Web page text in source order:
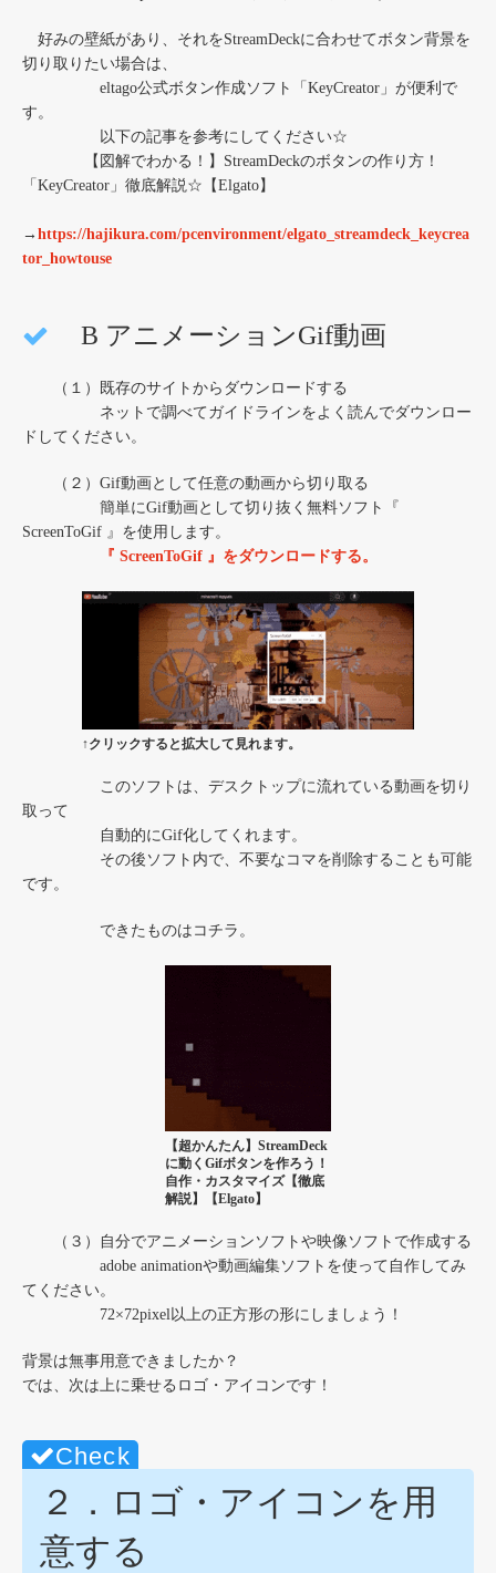
好みの壁紙があり、それをStreamDeckに合わせてボタン背景を
切り取りたい場合は、
eltago公式ボタン作成ソフト「KeyCreator」が便利で
す。
以下の記事を参考にしてください☆
【図解でわかる！】StreamDeckのボタンの作り方！
「KeyCreator」徹底解説☆【Elgato】
→ https://hajikura.com/pcenvironment/elgato_streamdeck_keycrea
tor_howtouse
B アニメーションGif動画
（１）既存のサイトからダウンロードする
ネットで調べてガイドラインをよく読んでダウンロー
ドしてください。
（２）Gif動画として任意の動画から切り取る
簡単にGif動画として切り抜く無料ソフト『
ScreenToGif 』を使用します。
『 ScreenToGif 』をダウンロードする。
↑クリックすると拡大して見れます。
このソフトは、デスクトップに流れている動画を切り
取って
自動的にGif化してくれます。
その後ソフト内で、不要なコマを削除することも可能
です。
できたものはコチラ。
【超かんたん】StreamDeck
に動くGifボタンを作ろう！
自作・カスタマイズ【徹底
解説】【Elgato】
（３）自分でアニメーションソフトや映像ソフトで作成する
adobe animationや動画編集ソフトを使って自作してみ
てください。
72×72pixel以上の正方形の形にしましょう！
背景は無事用意できましたか？
では、次は上に乗せるロゴ・アイコンです！
２．ロゴ・アイコンを用
意する